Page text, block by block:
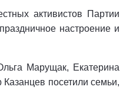
активистов Партии
настроение и
Марущак, Екатерина
посетили семьи,